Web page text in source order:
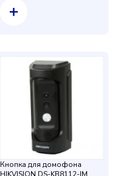
Кнопка для домофона